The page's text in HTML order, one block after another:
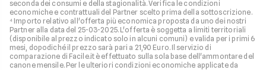
seconda dei consumi e della stagionalità. Verifica le condizioni
economiche e contrattuali del Partner scelto prima della sottoscrizione.
⁴ Importo relativo all'offerta più economica proposta da uno dei nostri
Partner alla data del 25-03-2025. L'offerta è soggetta a limiti territoriali
(disponibile al prezzo indicato solo in alcuni comuni) e valida per i primi 6
mesi, dopodiché il prezzo sarà pari a 21,90 Euro. Il servizio di
comparazione di Facile.it è effettuato sulla sola base dell'ammontare del
canone mensile. Per le ulteriori condizioni economiche applicate da